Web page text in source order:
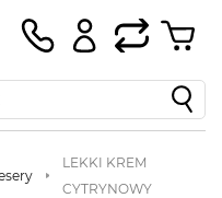
LEKKI KREM
CYTRYNOWY